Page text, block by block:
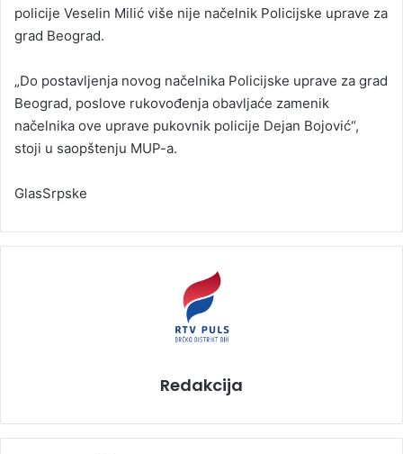
policije Veselin Milić više nije načelnik Policijske uprave za
grad Beograd.
„Do postavljenja novog načelnika Policijske uprave za grad
Beograd, poslove rukovođenja obavljaće zamenik
načelnika ove uprave pukovnik policije Dejan Bojović“,
stoji u saopštenju MUP-a.
GlasSrpske
Redakcija